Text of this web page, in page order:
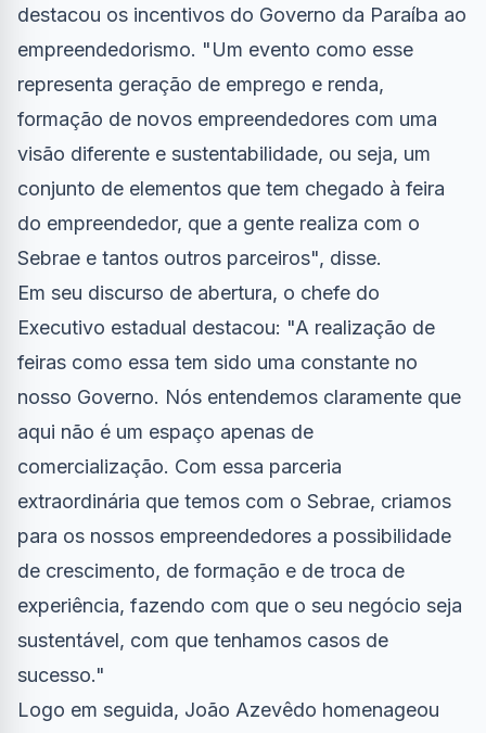
destacou os incentivos do Governo da Paraíba ao
empreendedorismo. "Um evento como esse
representa geração de emprego e renda,
formação de novos empreendedores com uma
visão diferente e sustentabilidade, ou seja, um
conjunto de elementos que tem chegado à feira
do empreendedor, que a gente realiza com o
Sebrae e tantos outros parceiros", disse.
Em seu discurso de abertura, o chefe do
Executivo estadual destacou: "A realização de
feiras como essa tem sido uma constante no
nosso Governo. Nós entendemos claramente que
aqui não é um espaço apenas de
comercialização. Com essa parceria
extraordinária que temos com o Sebrae, criamos
para os nossos empreendedores a possibilidade
de crescimento, de formação e de troca de
experiência, fazendo com que o seu negócio seja
sustentável, com que tenhamos casos de
sucesso."
Logo em seguida, João Azevêdo homenageou